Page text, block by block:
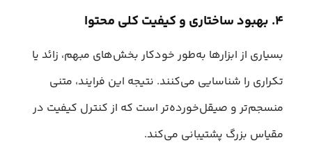
۴. بهبود ساختاری و کیفیت کلی محتوا
بسیاری از ابزارها به‌طور خودکار بخش‌های مبهم، زائد یا
تکراری را شناسایی می‌کنند. نتیجه این فرایند، متنی
منسجم‌تر و صیقل‌خورده‌تر است که از کنترل کیفیت در
مقیاس بزرگ پشتیبانی می‌کند.